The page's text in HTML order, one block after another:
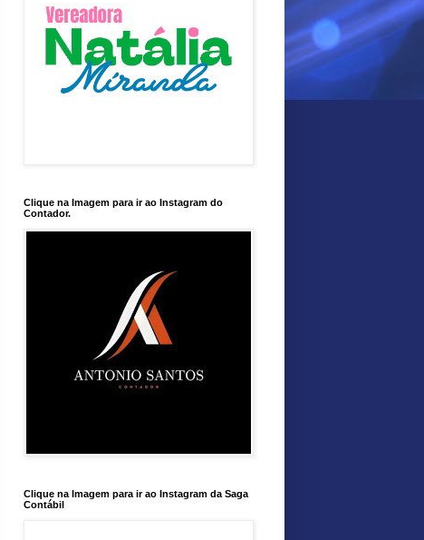
Clique na Imagem para ir ao Instagram do
Contador.
Clique na Imagem para ir ao Instagram da Saga
Contábil